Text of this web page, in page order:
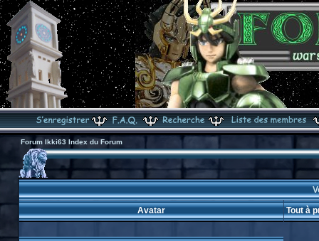
Forum Ikki63 Index du Forum
Avatar Tout à